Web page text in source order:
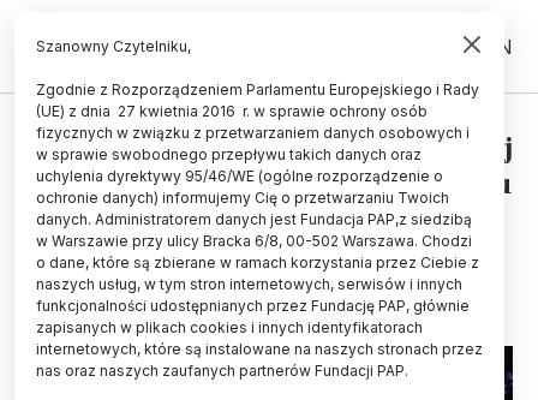
PL EN
Sonda Voyager 1 na „magnetycznej
autostradzie” na krańcach Układu
Słonecznego
06.12.2012
aktualizacja: 06.12.2012
2 minuty czytania
Szanowny Czytelniku,
Zgodnie z Rozporządzeniem Parlamentu Europejskiego i Rady
(UE) z dnia 27 kwietnia 2016 r. w sprawie ochrony osób
fizycznych w związku z przetwarzaniem danych osobowych i
w sprawie swobodnego przepływu takich danych oraz
uchylenia dyrektywy 95/46/WE (ogólne rozporządzenie o
ochronie danych) informujemy Cię o przetwarzaniu Twoich
danych. Administratorem danych jest Fundacja PAP,z siedzibą
w Warszawie przy ulicy Bracka 6/8, 00-502 Warszawa. Chodzi
o dane, które są zbierane w ramach korzystania przez Ciebie z
naszych usług, w tym stron internetowych, serwisów i innych
funkcjonalności udostępnianych przez Fundację PAP, głównie
zapisanych w plikach cookies i innych identyfikatorach
internetowych, które są instalowane na naszych stronach przez
nas oraz naszych zaufanych partnerów Fundacji PAP.